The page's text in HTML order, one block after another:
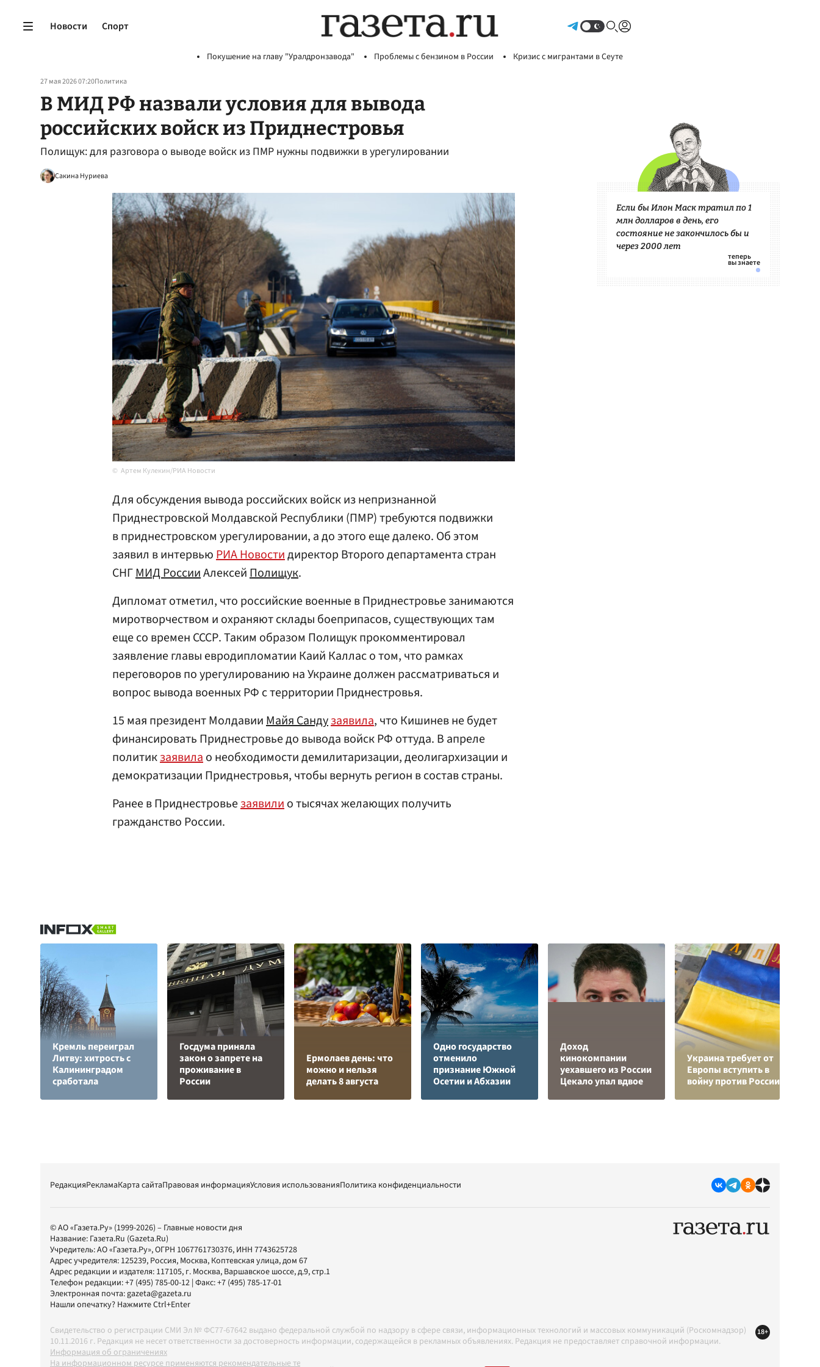
Новости Спорт
Покушение на главу "Уралдронзавода" Проблемы с бензином в России Кризис с мигрантами в Сеуте
27 мая 2026 07:20Политика
В МИД РФ назвали условия для вывода
российских войск из Приднестровья
Полищук: для разговора о выводе войск из ПМР нужны подвижки в урегулировании
Сакина Нуриева
Артем Кулекин/РИА Новости
Для обсуждения вывода российских войск из непризнанной
Приднестровской Молдавской Республики (ПМР) требуются подвижки
в приднестровском урегулировании, а до этого еще далеко. Об этом
заявил в интервьюРИА Новостидиректор Второго департамента стран
СНГМИД РоссииАлексейПолищук.
Дипломат отметил, что российские военные в Приднестровье занимаются
миротворчеством и охраняют склады боеприпасов, существующих там
еще со времен СССР. Таким образом Полищук прокомментировал
заявление главы евродипломатии Каий Каллас о том, что рамках
переговоров по урегулированию на Украине должен рассматриваться и
вопрос вывода военных РФ с территории Приднестровья.
15 мая президент МолдавииМайя Сандузаявила, что Кишинев не будет
финансировать Приднестровье до вывода войск РФ оттуда. В апреле
политикзаявилао необходимости демилитаризации, деолигархизации и
демократизации Приднестровья, чтобы вернуть регион в состав страны.
Ранее в Приднестровьезаявилио тысячах желающих получить
гражданство России.
Если бы Илон Маск тратил по 1
млн долларов в день, его
состояние не закончилось бы и
через 2000 лет
Кремль переиграл
Литву: хитрость с
Калининградом
сработала
Госдума приняла
закон о запрете на
проживание в
России
Ермолаев день: что
можно и нельзя
делать 8 августа
Одно государство
отменило
признание Южной
Осетии и Абхазии
Доход
кинокомпании
уехавшего из России
Цекало упал вдвое
Украина требует от
Европы вступить в
войну против России
РедакцияРекламаКарта сайтаПравовая информацияУсловия использованияПолитика конфиденциальности
© АО «Газета.Ру» (1999-2026) – Главные новости дня
Название: Газета.Ru (Gazeta.Ru)
Учредитель:АО «Газета.Ру», ОГРН 1067761730376, ИНН 7743625728
Адрес учредителя: 125239, Россия, Москва, Коптевская улица, дом 67
Адрес редакции и издателя: 117105, г. Москва, Варшавское шоссе, д.9, стр.1
Телефон редакции:+7 (495) 785-00-12 | Факс:+7 (495) 785-17-01
Электронная почта:gazeta@gazeta.ru
Нашли опечатку? Нажмите Ctrl+Enter
Свидетельство о регистрации СМИ Эл № ФС77-67642 выдано федеральной службой по надзору в сфере связи, информационных технологий и массовых коммуникаций (Роскомнадзор)
10.11.2016 г. Редакция не несет ответственности за достоверность информации, содержащейся в рекламных объявлениях. Редакция не предоставляет справочной информации.
Информация об ограничениях
На информационном ресурсе применяются рекомендательные технологии в соответствии с Правилами
18+